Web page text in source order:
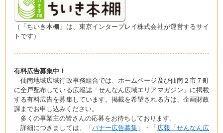
（「ちいき本棚」は、東京インタープレイ株式会社が運営するサイ
トです）
有料広告募集中！
仙南地域広域行政事務組合では、ホームページ及び仙南２市７町
に全戸配布している広報誌「せんなん広域エリアマガジン」に掲載
する有料広告を募集しています。掲載を希望される方は、企画財政
課までお申し込みください。
多くの事業主の皆さんの応募をお待ちしております。
詳細につきましては、「 バナー広告募集 」・「 広報「せんなん広